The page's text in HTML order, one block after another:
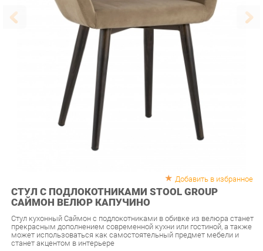
СТУЛ С ПОДЛОКОТНИКАМИ STOOL GROUP
Стул кухонный Саймон с подлокотниками в обивке из велюра станет
прекрасным дополнением современной кухни или гостиной, а также
может использоваться как самостоятельный предмет мебели и
станет акцентом в интерьере
Рейтинг: (голосов:0)